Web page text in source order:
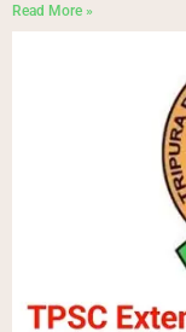
Read More »